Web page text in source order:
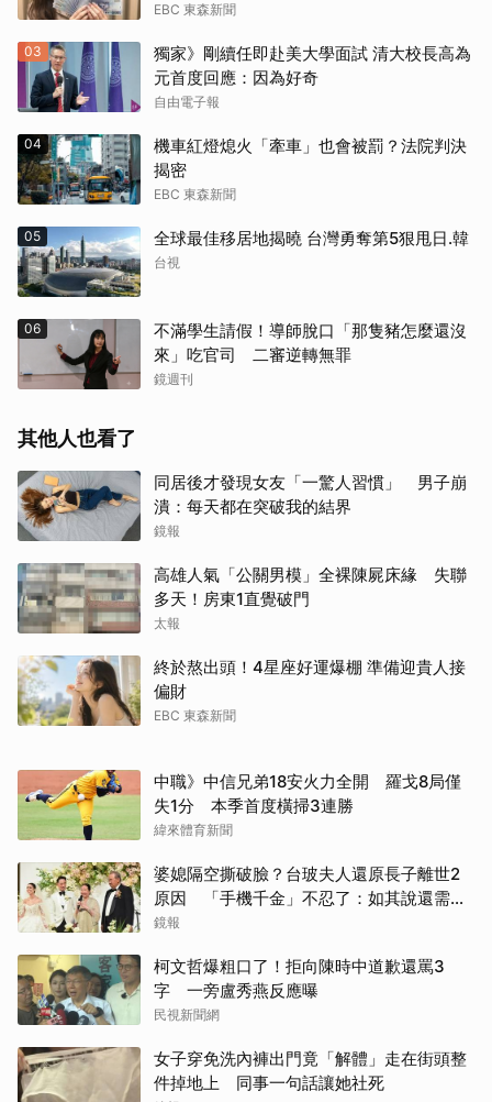
EBC 東森新聞
03
獨家》剛續任即赴美大學面試 清大校長高為
元首度回應：因為好奇
自由電子報
04
機車紅燈熄火「牽車」也會被罰？法院判決
揭密
EBC 東森新聞
05 全球最佳移居地揭曉 台灣勇奪第5狠甩日.韓
台視
06
不滿學生請假！導師脫口「那隻豬怎麼還沒
來」吃官司 二審逆轉無罪
鏡週刊
其他人也看了
同居後才發現女友「一驚人習慣」 男子崩
潰：每天都在突破我的結界
鏡報
高雄人氣「公關男模」全裸陳屍床緣 失聯
多天！房東1直覺破門
太報
終於熬出頭！4星座好運爆棚 準備迎貴人接
偏財
EBC 東森新聞
中職》中信兄弟18安火力全開 羅戈8局僅
失1分 本季首度橫掃3連勝
緯來體育新聞
婆媳隔空撕破臉？台玻夫人還原長子離世2
原因 「手機千金」不忍了：如其說還需要
離開嗎？
鏡報
柯文哲爆粗口了！拒向陳時中道歉還罵3
字 一旁盧秀燕反應曝
民視新聞網
女子穿免洗內褲出門竟「解體」走在街頭整
件掉地上 同事一句話讓她社死
取消